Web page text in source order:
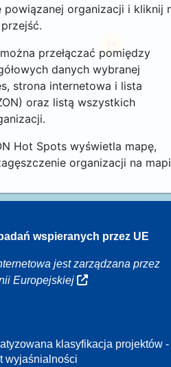
powiązanej organizacji i kliknij
przełączać pomiędzy
danych wybranej
strona internetowa i lista
oraz listą wszystkich
Hot Spots wyświetla mapę,
organizacji na
16
wspieranych przez UE
jest zarządzana przez
Europejskiej
klasyfikacja projektów -
wyjaśnialności